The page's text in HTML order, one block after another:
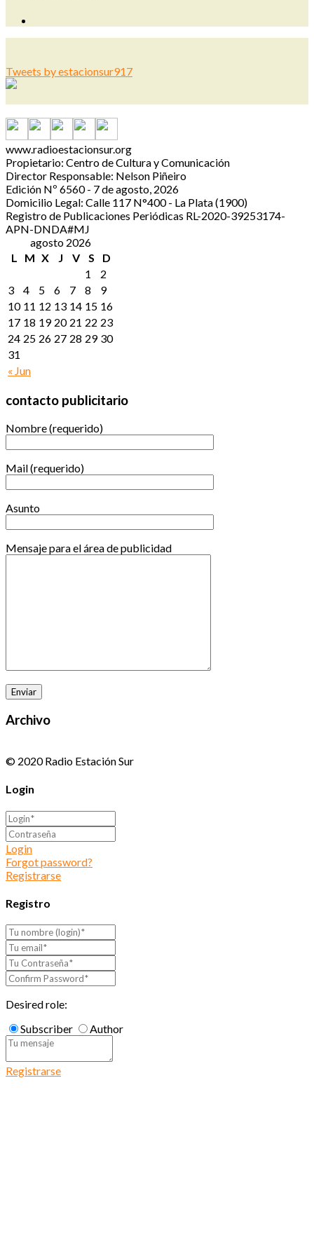
Tweets by estacionsur917
www.radioestacionsur.org
Propietario: Centro de Cultura y Comunicación
Director Responsable: Nelson Piñeiro
Edición Nº 6560 - 7 de agosto, 2026
Domicilio Legal: Calle 117 N°400 - La Plata (1900)
Registro de Publicaciones Periódicas RL-2020-39253174-
APN-DNDA#MJ
agosto 2026
L
M X J V S D
« Jun
1
2
3
4 5 6 7 8
9
10 11 12 13 14 15 16
17 18 19 20 21 22 23
24 25 26 27 28 29 30
31
contacto publicitario
Nombre (requerido)
Mail (requerido)
Asunto
Mensaje para el área de publicidad
Archivo
© 2020 Radio Estación Sur
Login
Login
Forgot password?
Registrarse
Registro
Desired role:
Subscriber
Author
Registrarse